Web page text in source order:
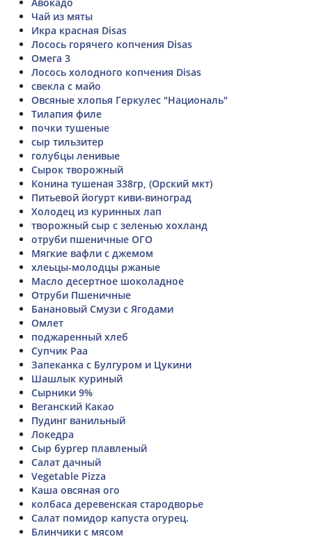
Чай из мяты
Икра красная Disas
Лосось горячего копчения Disas
Омега 3
Лосось холодного копчения Disas
свекла с майо
Овсяные хлопья Геркулес "Националь"
Тилапия филе
почки тушеные
сыр тильзитер
голубцы ленивые
Сырок творожный
Конина тушеная 338гр, (Орский мкт)
Питьевой йогурт киви-виноград
Холодец из куринных лап
творожный сыр с зеленью хохланд
отруби пшеничные ОГО
Мягкие вафли с джемом
хлеьцы-молодцы ржаные
Масло десертное шоколадное
Отруби Пшеничные
Банановый Смузи с Ягодами
Омлет
поджаренный хлеб
Супчик Раа
Запеканка с Булгуром и Цукини
Шашлык куриный
Сырники 9%
Веганский Какао
Пудинг ванильный
Локедра
Сыр бургер плавленый
Салат дачный
Vegetable Pizza
Каша овсяная ого
колбаса деревенская стародворье
Салат помидор капуста огурец.
Блинчики с мясом